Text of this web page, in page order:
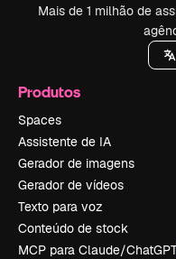
Mais de 1 milhão de
Produtos
Spaces
Assistente de IA
Gerador de imagens
Gerador de vídeos
Texto para voz
Conteúdo de stock
MCP para Claude/